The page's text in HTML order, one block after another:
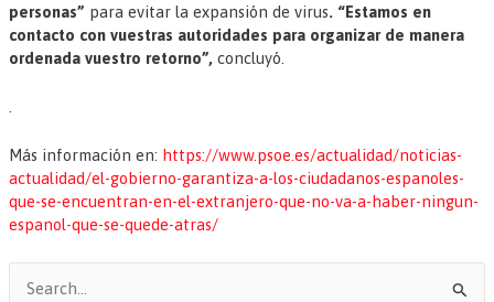
personas” para evitar la expansión de virus. “Estamos en
contacto con vuestras autoridades para organizar de manera
ordenada vuestro retorno”,concluyó.
Más información en: https://www.psoe.es/actualidad/noticias-
actualidad/el-gobierno-garantiza-a-los-ciudadanos-espanoles-
que-se-encuentran-en-el-extranjero-que-no-va-a-haber-ningun-
espanol-que-se-quede-atras/